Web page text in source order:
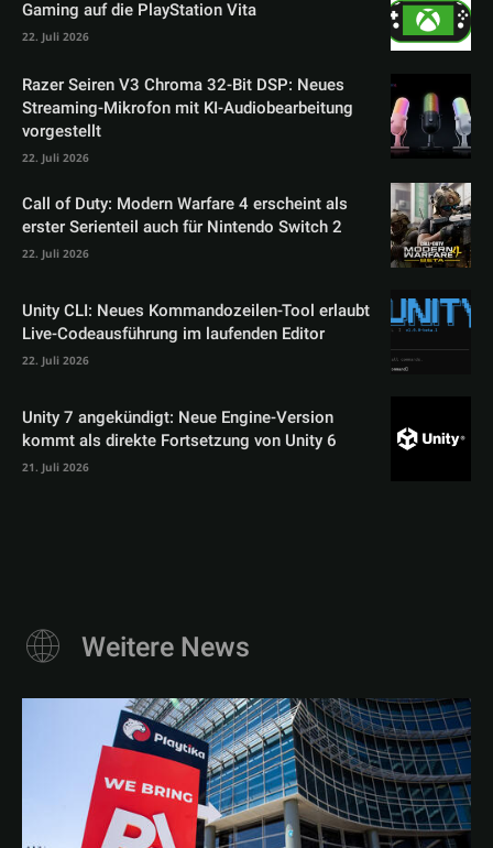
Gaming auf die PlayStation Vita
22. Juli 2026
Razer Seiren V3 Chroma 32-Bit DSP: Neues
Streaming-Mikrofon mit KI-Audiobearbeitung
vorgestellt
22. Juli 2026
Call of Duty: Modern Warfare 4 erscheint als
erster Serienteil auch für Nintendo Switch 2
22. Juli 2026
Unity CLI: Neues Kommandozeilen-Tool erlaubt
Live-Codeausführung im laufenden Editor
22. Juli 2026
Unity 7 angekündigt: Neue Engine-Version
kommt als direkte Fortsetzung von Unity 6
21. Juli 2026
Weitere News